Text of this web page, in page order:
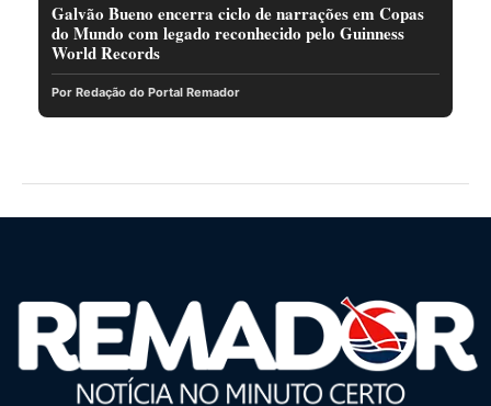
Galvão Bueno encerra ciclo de narrações em Copas
do Mundo com legado reconhecido pelo Guinness
World Records
Por Redação do Portal Remador